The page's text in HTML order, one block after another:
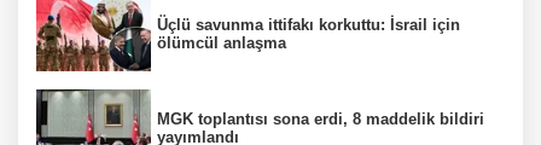
Üçlü savunma ittifakı korkuttu: İsrail için
ölümcül anlaşma
MGK toplantısı sona erdi, 8 maddelik bildiri
yayımlandı